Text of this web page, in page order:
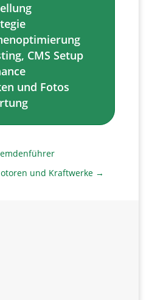
CMS Setup
und Fotos
und Kraftwerke →